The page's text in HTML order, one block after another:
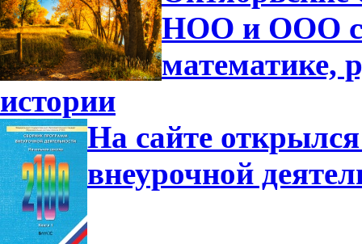
НОО и ООО
математике,
истории
На сайте
внеурочной